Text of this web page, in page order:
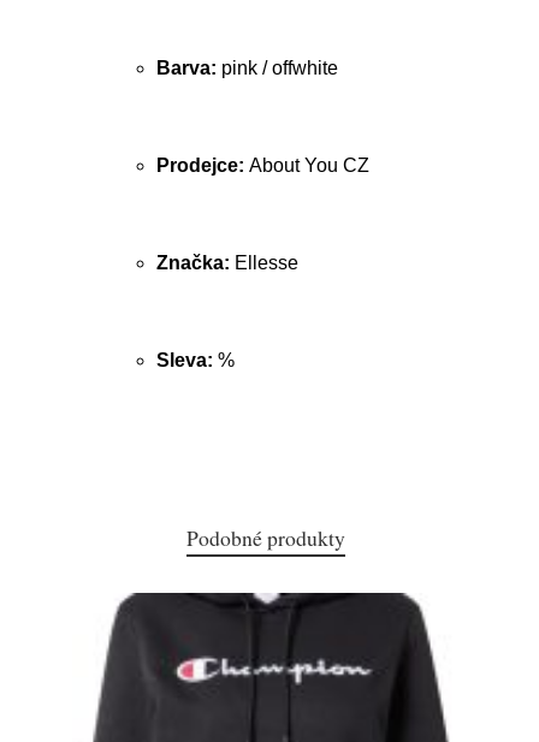
Barva: pink / offwhite
Prodejce: About You CZ
Značka: Ellesse
Sleva: %
Podobné produkty